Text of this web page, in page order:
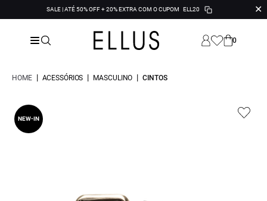
SALE | ATÉ 50% OFF + 20% EXTRA COM O CUPOM ELL20 ✕
0
HOME | ACESSÓRIOS | MASCULINO | CINTOS
NEW-IN